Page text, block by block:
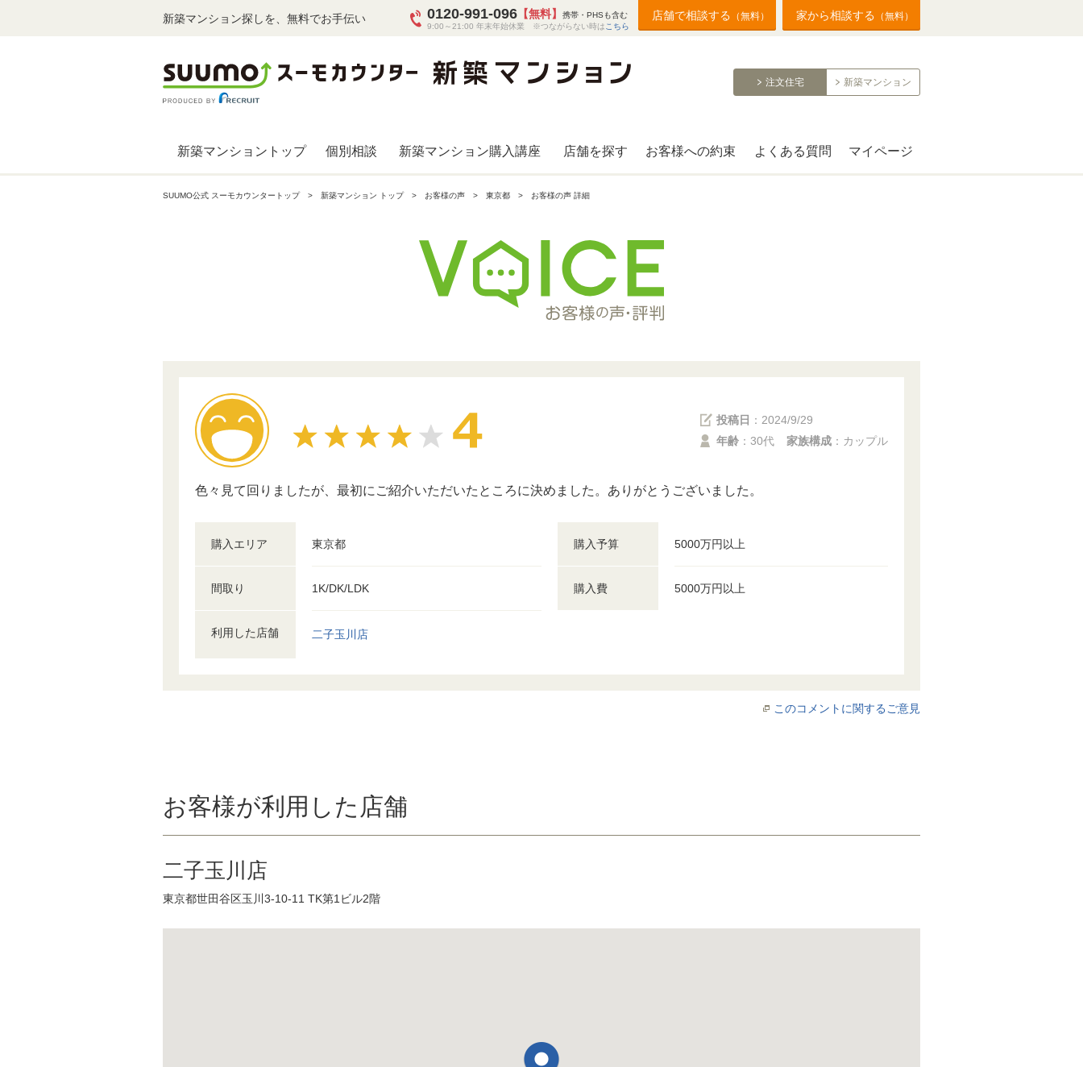
新築マンション探しを、無料でお手伝い 0120-991-096 【無料】
携帯・PHSも含む
9:00～21:00 年末年始休業 ※つながらない時は こちら
店舗で相談する （無料） 家から相談する （無料）
注文住宅 新築マンション
新築マンショントップ 個別相談 新築マンション購入講座 店舗を探す お客様への約束 よくある質問 マイページ
SUUMO公式 スーモカウンタートップ 新築マンション トップ お客様の声 東京都 お客様の声 詳細
投稿日 ： 2024/9/29
年齢 ：30代 家族構成 ：カップル
色々見て回りましたが、最初にご紹介いただいたところに決めました。ありがとうございました。
購入エリア 東京都
間取り 1K/DK/LDK
利用した店舗 二子玉川店
購入予算 5000万円以上
購入費 5000万円以上
このコメントに関するご意見
お客様が利用した店舗
二子玉川店
東京都世田谷区玉川3-10-11 TK第1ビル2階